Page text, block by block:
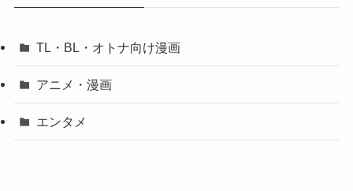
TL・BL・オトナ向け漫画
アニメ・漫画
エンタメ